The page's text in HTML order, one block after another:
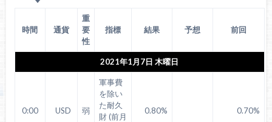
時間 通貨
重
要
性
指標 結果 予想 前回
2021年1月7日 木曜日
0:00 USD 弱
軍事費
を除い
た耐久
財 (前月
0.80% 0.70%